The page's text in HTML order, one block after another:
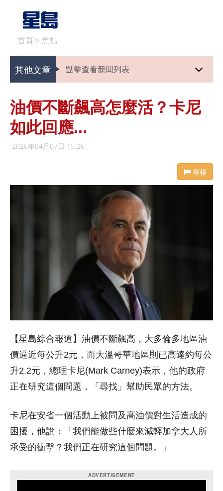
首頁 > 焦點
其他文章 點擊查看新聞列表
油價不斷飆高怎麼活？卡尼
如此回應...
2026年04月07日 15:26
舉報
【星島綜合報道】油價不斷飆高，大多倫多地區油
價逼近每公升2元，而大溫哥華地區則已高達約每公
升2.2元，總理卡尼(Mark Carney)表示，他的政府
正在研究這個問題，「尋找」幫助民眾的方法。
卡尼在安省一個活動上被問及高油價對生活造成的
困擾，他說：「我們能做些什麼來減輕加拿大人所
承受的衝擊？我們正在研究這個問題。」